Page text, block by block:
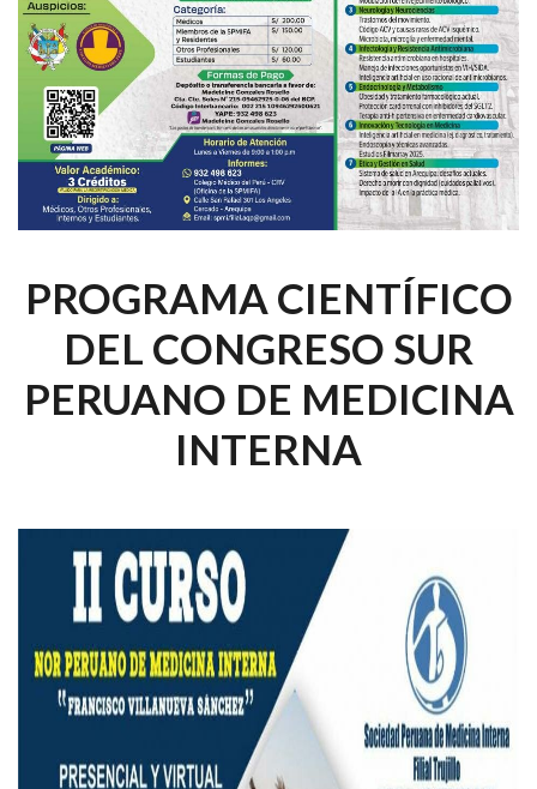
PROGRAMA CIENTÍFICO
DEL CONGRESO SUR
PERUANO DE MEDICINA
INTERNA